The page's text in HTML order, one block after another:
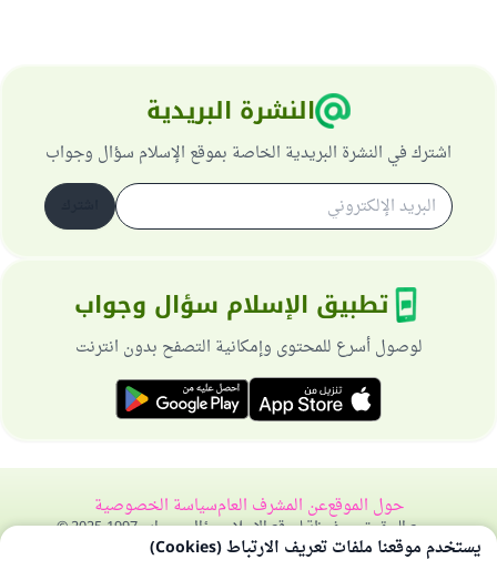
النشرة البريدية
اشترك في النشرة البريدية الخاصة بموقع الإسلام سؤال وجواب
تطبيق الإسلام سؤال وجواب
لوصول أسرع للمحتوى وإمكانية التصفح بدون انترنت
حول الموقععن المشرف العامسياسة الخصوصية
جميع الحقوق محفوظة لموقع الإسلام سؤال وجواب 1997-2025 ©
يستخدم موقعنا ملفات تعريف الارتباط (Cookies)